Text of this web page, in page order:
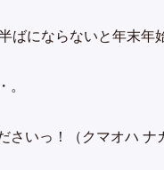
ばにならないと年末年
。
さいっ！（クマオハ ナ